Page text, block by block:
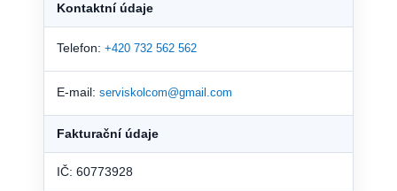
Kontaktní údaje
Telefon: +420 732 562 562
E-mail: serviskolcom@gmail.com
Fakturační údaje
IČ: 60773928